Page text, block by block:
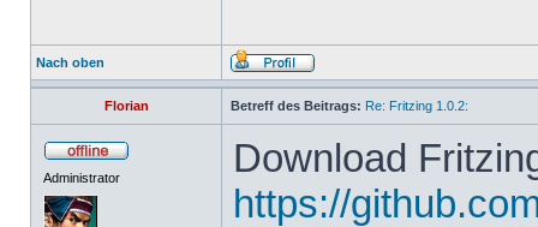
Nach oben
Florian Betreff des Beitrags: Re: Fritzing 1.0.2:
Administrator
Download
https://